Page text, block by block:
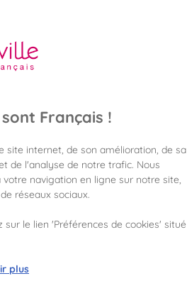
en France
d’achat.
GAMME DE PRIX
100
Français !
site internet, de son amélioration, de sa
de l'analyse de notre trafic. Nous
navigation en ligne sur notre site,
réseaux sociaux.
le lien 'Préférences de cookies' situé
plus